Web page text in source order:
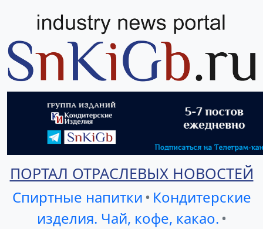
ПОРТАЛ ОТРАСЛЕВЫХ НОВОСТЕЙ
Спиртные напитки • Кондитерские
изделия. Чай, кофе, какао. •